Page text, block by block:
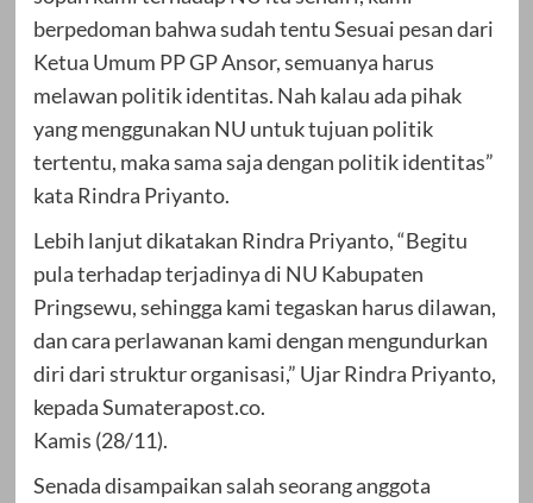
berpedoman bahwa sudah tentu Sesuai pesan dari
Ketua Umum PP GP Ansor, semuanya harus
melawan politik identitas. Nah kalau ada pihak
yang menggunakan NU untuk tujuan politik
tertentu, maka sama saja dengan politik identitas”
kata Rindra Priyanto.
Lebih lanjut dikatakan Rindra Priyanto, “Begitu
pula terhadap terjadinya di NU Kabupaten
Pringsewu, sehingga kami tegaskan harus dilawan,
dan cara perlawanan kami dengan mengundurkan
diri dari struktur organisasi,” Ujar Rindra Priyanto,
kepada Sumaterapost.co.
Kamis (28/11).
Senada disampaikan salah seorang anggota